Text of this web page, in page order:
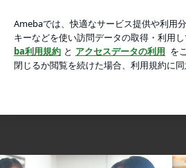
講座の画像 20枚中19枚目